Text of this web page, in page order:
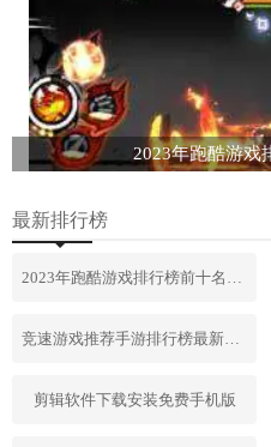
2023年跑酷游戏
最新排行榜
剪辑软件下载安装免费手机版